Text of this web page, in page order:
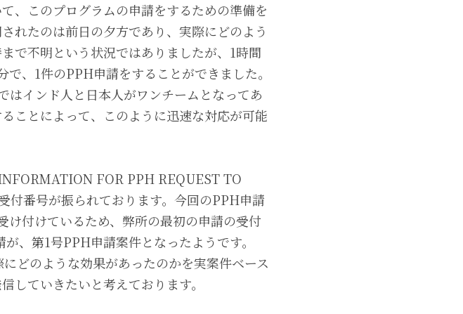
、このプログラムの申請をするための準備を
れたのは前日の夕方であり、実際にどのよう
で不明という状況ではありましたが、1時間
、1件のPPH申請をすることができました。
はインド人と日本人がワンチームとなってあ
ことによって、このように迅速な対応が可能
FOR PPH REQUEST TO
付番号が振られております。今回のPPH申請
付けているため、弊所の最初の申請の受付
、第1号PPH申請案件となったようです。
どのような効果があったのかを実案件ベース
していきたいと考えております。